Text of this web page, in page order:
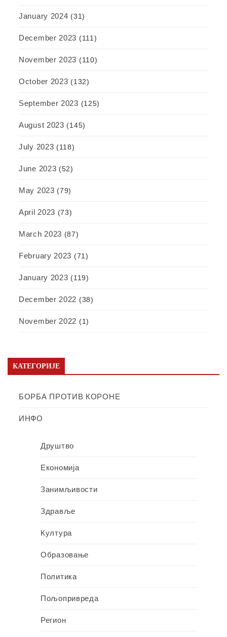
January 2024 (31)
December 2023 (111)
November 2023 (110)
October 2023 (132)
September 2023 (125)
August 2023 (145)
July 2023 (118)
June 2023 (52)
May 2023 (79)
April 2023 (73)
March 2023 (87)
February 2023 (71)
January 2023 (119)
December 2022 (38)
November 2022 (1)
КАТЕГОРИЈЕ
БОРБА ПРОТИВ КОРОНЕ
ИНФО
Друштво
Економија
Занимљивости
Здравље
Култура
Образовање
Политика
Пољопривреда
Регион